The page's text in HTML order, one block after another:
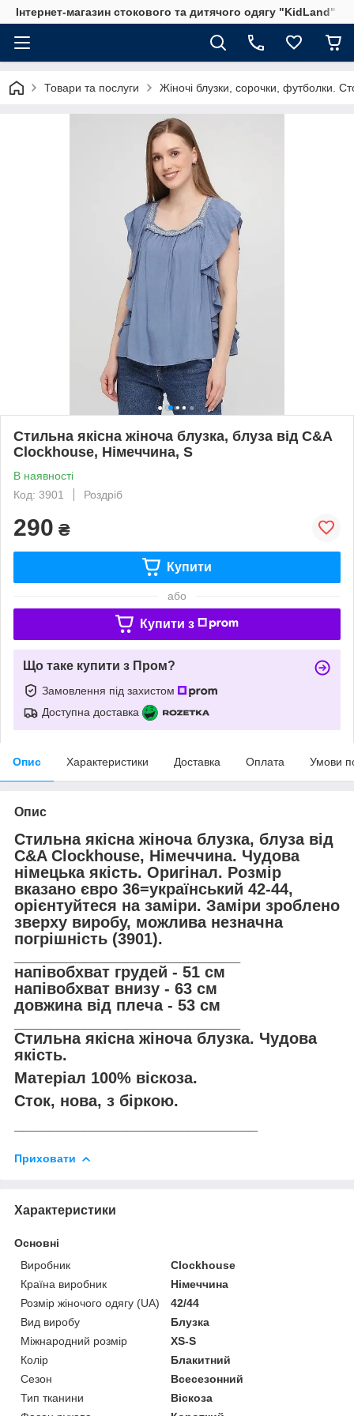
Інтернет-магазин стокового та дитячого одягу "KidLand"
Товари та послуги Жіночі блузки, сорочки, футболки.
Стильна якісна жіноча блузка, блуза від C&A
Clockhouse, Німеччина, S
В наявності
Код: 3901
Роздріб
290 ₴
Купити
або
Купити з
Що таке купити з Пром?
Замовлення під захистом
Доступна доставка
Опис Характеристики Доставка Оплата Умови
Опис
Стильна якісна жіноча блузка, блуза від
C&A Clockhouse, Німеччина. Чудова
німецька якість. Оригінал. Розмір
вказано євро 36=український 42-44,
орієнтуйтеся на заміри. Заміри зроблено
зверху виробу, можлива незначна
погрішність (3901).
напівобхват грудей - 51 см
напівобхват внизу - 63 см
довжина від плеча - 53 см
Стильна якісна жіноча блузка. Чудова
якість.
Матеріал 100% віскоза.
Сток, нова, з біркою.
Приховати
Характеристики
Основні
Виробник
Clockhouse
Країна виробник
Німеччина
Розмір жіночого одягу (UA)
42/44
Вид виробу
Блузка
Міжнародний розмір
XS-S
Колір
Блакитний
Сезон
Всесезонний
Тип тканини
Віскоза